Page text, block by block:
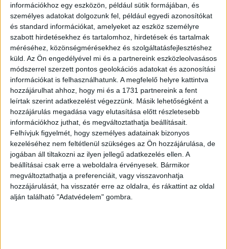
információkhoz egy eszközön, például sütik formájában, és
személyes adatokat dolgozunk fel, például egyedi azonosítókat
és standard információkat, amelyeket az eszköz személyre
szabott hirdetésekhez és tartalomhoz, hirdetések és tartalmak
méréséhez, közönségmérésekhez és szolgáltatásfejlesztéshez
küld. Az Ön engedélyével mi és a partnereink eszközleolvasásos
módszerrel szerzett pontos geolokációs adatokat és azonosítási
információkat is felhasználhatunk. A megfelelő helyre kattintva
hozzájárulhat ahhoz, hogy mi és a 1731 partnereink a fent
leírtak szerint adatkezelést végezzünk. Másik lehetőségként a
hozzájárulás megadása vagy elutasítása előtt részletesebb
információkhoz juthat, és megváltoztathatja beállításait.
Felhívjuk figyelmét, hogy személyes adatainak bizonyos
kezeléséhez nem feltétlenül szükséges az Ön hozzájárulása, de
jogában áll tiltakozni az ilyen jellegű adatkezelés ellen. A
beállításai csak erre a weboldalra érvényesek. Bármikor
megváltoztathatja a preferenciáit, vagy visszavonhatja
hozzájárulását, ha visszatér erre az oldalra, és rákattint az oldal
alján található "Adatvédelem" gombra.
Magyar Péter szerint a korábbi rendszer azért tudta hosszú
ideig elfedni ezeket az ügyeket, mert közpénzből
működtetett propagandagépezet védte. Úgy látja, most,
hogy ez a rendszer „szétesni látszik”, sokkal könnyebb lesz
feltárni, mi történt valójában, kik döntöttek, kik írtak alá, kik
hagytak jóvá kifizetéseket, és milyen állami szereplők
működhettek közre ezekben a folyamatokban.
A kijelentések politikailag is nagy súlyúak, mert Magyar
Péter nem egyszerűen azt állítja, hogy a korábbi hatalom
hibákat követett el. Azt mondja: rendszerszintű működésről
lehet szó, amelyben közpénzek, állami intézmények,
médiakampányok és döntéshozói felelősségek
kapcsolódhattak össze. Ez pedig már túlmutat azon, amit
egy kormányváltás után szokásos politikai vitának lehetne